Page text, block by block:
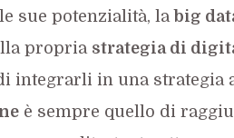
sue potenzialità, labig
propria strategia di
integrarli in una strategia
è sempre quello di